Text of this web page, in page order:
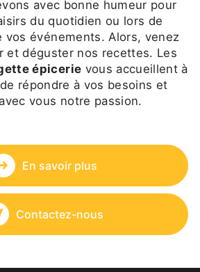
avec bonne humeur pour
du quotidien ou lors de
vos événements. Alors, venez
et déguster nos recettes. Les
épicerie vous accueillent à
répondre à vos besoins et
vous notre passion.
En savoir plus
Contactez-nous